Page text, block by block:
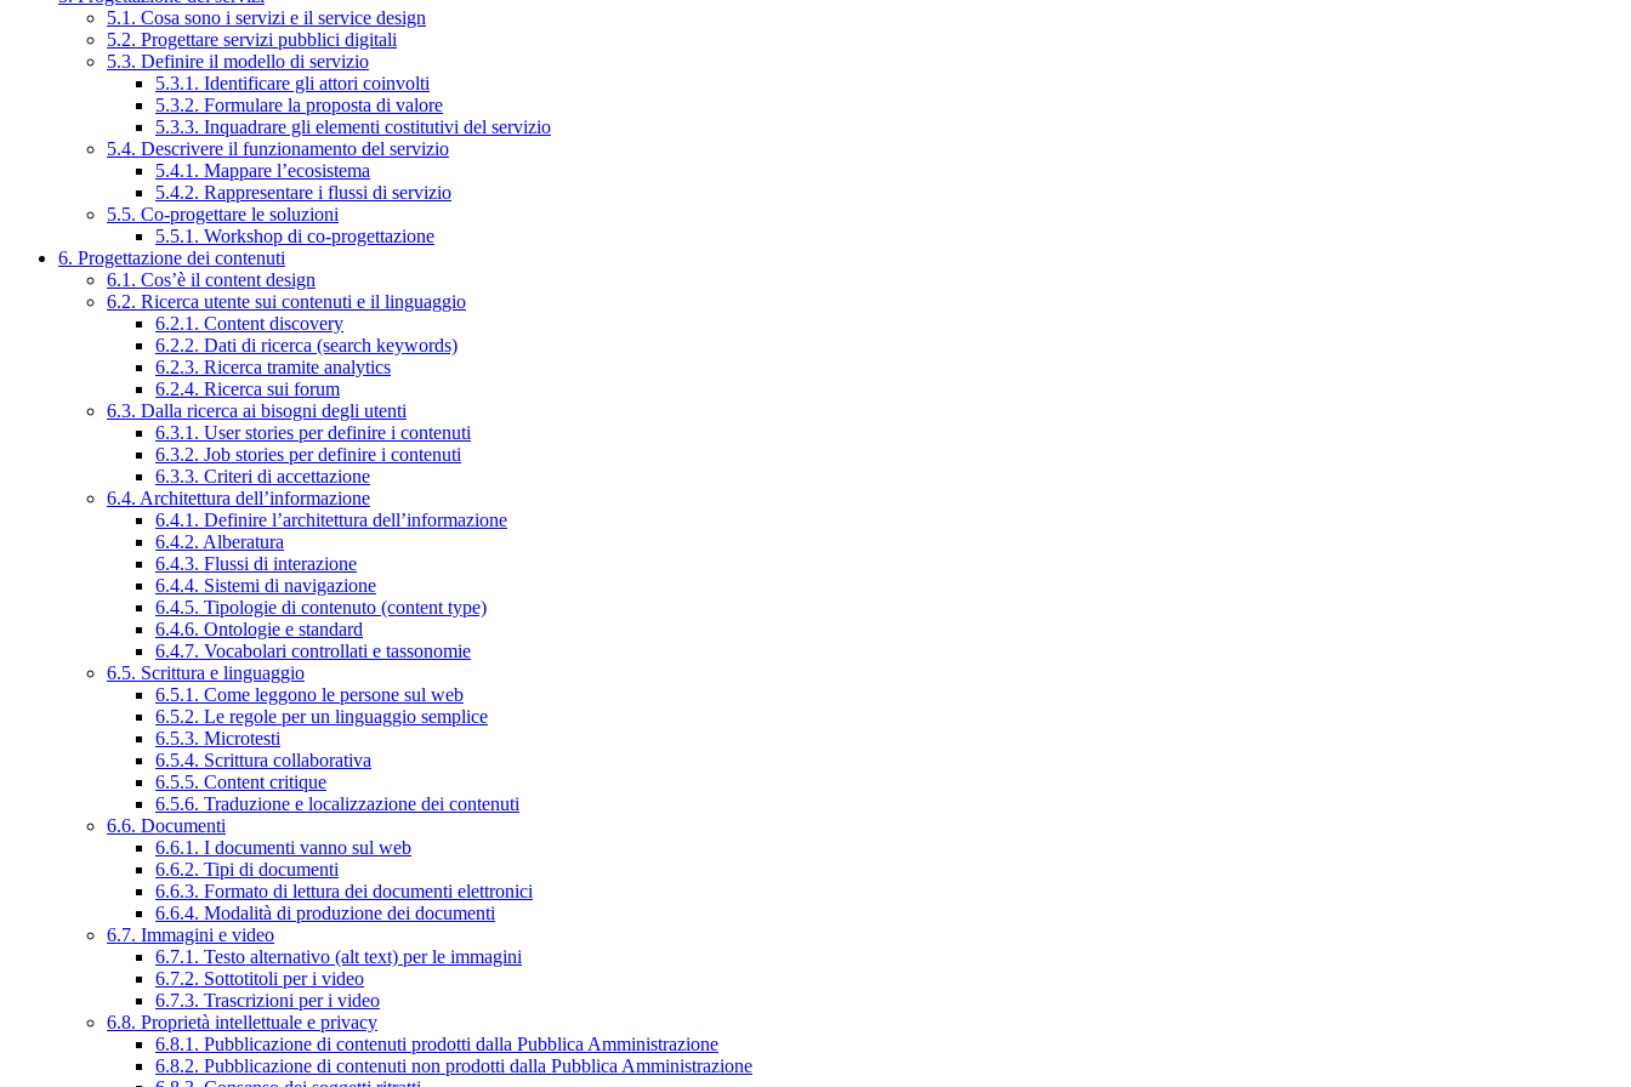
5.1. Cosa sono i servizi e il service design
5.2. Progettare servizi pubblici digitali
5.3. Definire il modello di servizio
5.3.1. Identificare gli attori coinvolti
5.3.2. Formulare la proposta di valore
5.3.3. Inquadrare gli elementi costitutivi del servizio
5.4. Descrivere il funzionamento del servizio
5.4.1. Mappare l’ecosistema
5.4.2. Rappresentare i flussi di servizio
5.5. Co-progettare le soluzioni
5.5.1. Workshop di co-progettazione
6. Progettazione dei contenuti
6.1. Cos’è il content design
6.2. Ricerca utente sui contenuti e il linguaggio
6.2.1. Content discovery
6.2.2. Dati di ricerca (search keywords)
6.2.3. Ricerca tramite analytics
6.2.4. Ricerca sui forum
6.3. Dalla ricerca ai bisogni degli utenti
6.3.1. User stories per definire i contenuti
6.3.2. Job stories per definire i contenuti
6.3.3. Criteri di accettazione
6.4. Architettura dell’informazione
6.4.1. Definire l’architettura dell’informazione
6.4.2. Alberatura
6.4.3. Flussi di interazione
6.4.4. Sistemi di navigazione
6.4.5. Tipologie di contenuto (content type)
6.4.6. Ontologie e standard
6.4.7. Vocabolari controllati e tassonomie
6.5. Scrittura e linguaggio
6.5.1. Come leggono le persone sul web
6.5.2. Le regole per un linguaggio semplice
6.5.3. Microtesti
6.5.4. Scrittura collaborativa
6.5.5. Content critique
6.5.6. Traduzione e localizzazione dei contenuti
6.6. Documenti
6.6.1. I documenti vanno sul web
6.6.2. Tipi di documenti
6.6.3. Formato di lettura dei documenti elettronici
6.6.4. Modalità di produzione dei documenti
6.7. Immagini e video
6.7.1. Testo alternativo (alt text) per le immagini
6.7.2. Sottotitoli per i video
6.7.3. Trascrizioni per i video
6.8. Proprietà intellettuale e privacy
6.8.1. Pubblicazione di contenuti prodotti dalla Pubblica Amministrazione
6.8.2. Pubblicazione di contenuti non prodotti dalla Pubblica Amministrazione